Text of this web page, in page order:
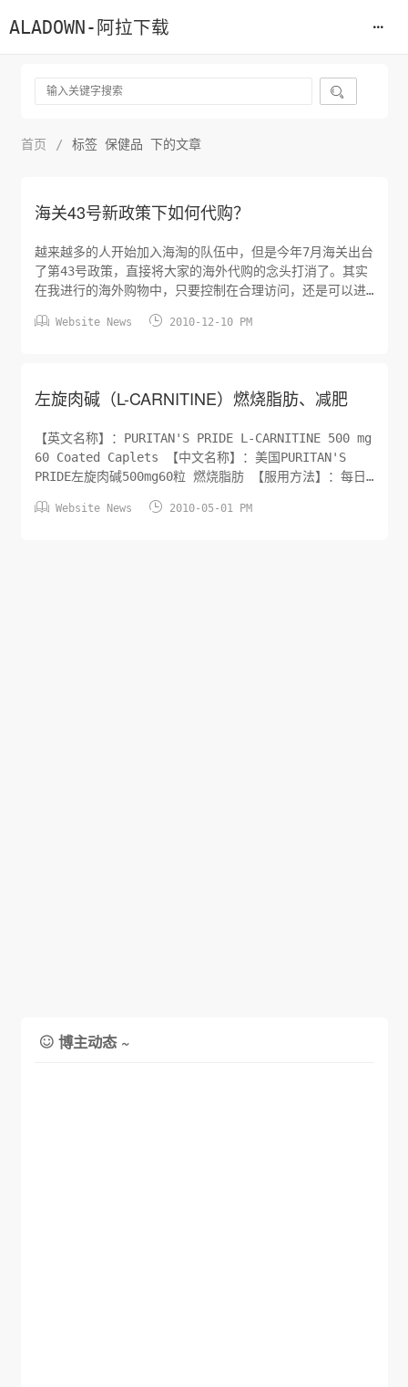
ALADOWN-阿拉下载

首页 / 标签 保健品 下的文章
海关43号新政策下如何代购？
越来越多的人开始加入海淘的队伍中，但是今年7月海关出台
了第43号政策，直接将大家的海外代购的念头打消了。其实
在我进行的海外购物中，只要控制在合理访问，还是可以进
的保健品和化妆品，一般重复的数量都不会超过5个，超过5
 Website News  2010-12-10 PM
左旋肉碱（L-CARNITINE）燃烧脂肪、减肥
【英文名称】：PURITAN'S PRIDE L-CARNITINE 500 mg
60 Coated Caplets 【中文名称】：美国PURITAN'S
PRIDE左旋肉碱500mg60粒 燃烧脂肪 【服用方法】：每日
规格】：60 粒/瓶 ，纯天然品，不含糖份、淀粉、人造色
 Website News  2010-05-01 PM
 博主动态 ~